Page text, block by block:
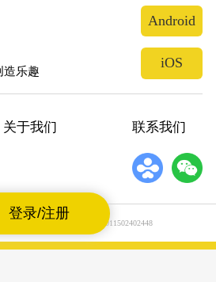
登录/注册
造乐趣
Android
iOS
关于我们 联系我们
司 沪公网安备31011502402448